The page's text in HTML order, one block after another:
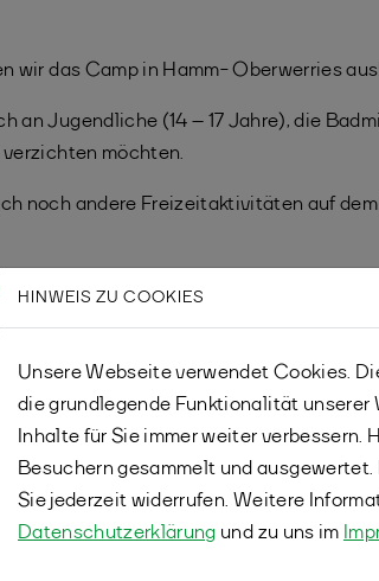
wir das Camp in Hamm- Oberwerries
an Jugendliche (14 – 17 Jahre), die
möchten.
noch andere Freizeitaktivitäten auf
zur Buchung 10.- 14.08.2026
euch gerne zur Verfügung!
HINWEIS ZU COOKIES
Unsere Webseite verwendet Cookies.
die grundlegende Funktionalität unserer
Inhalte für Sie immer weiter
Besuchern gesammelt und
Sie jederzeit widerrufen. Weitere
Datenschutzerklärung und zu uns im